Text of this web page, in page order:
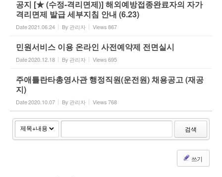
공지 [★ (수정-격리면제)] 해외예방접종완료자의 자가
격리면제 발급 세부지침 안내 (6.23)
Date2021.06.24 By 관리자 Views867
민원서비스 이용 온라인 사전예약제 전면실시
Date2020.12.18 By 관리자 Views695
주애틀란타총영사관 행정직원(운전원) 채용공고 (재공
지)
Date2020.10.07 By 관리자 Views768
검색
쓰기